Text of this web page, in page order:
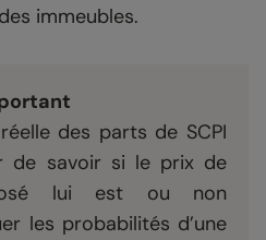
immeubles.
des parts de SCPI
de savoir si le prix de
lui est ou non
les probabilités d’une